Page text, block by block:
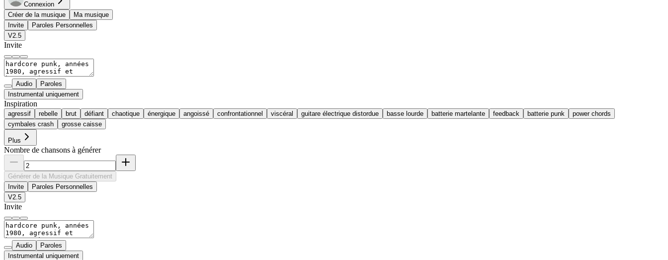
Connexion
Créer de la musique
Ma musique
Invite
Paroles Personnelles
V2.5
Invite
Audio
Paroles
Instrumental uniquement
Inspiration
agressif rebelle brut défiant chaotique énergique angoissé confrontationnel viscéral guitare électrique distordue basse lourde batterie martelante feedback batterie punk
power chords
cymbales crash
grosse caisse
Plus
Nombre de chansons à générer
Générer de la Musique Gratuitement
Invite
Paroles Personnelles
V2.5
Invite
Audio
Paroles
Instrumental uniquement